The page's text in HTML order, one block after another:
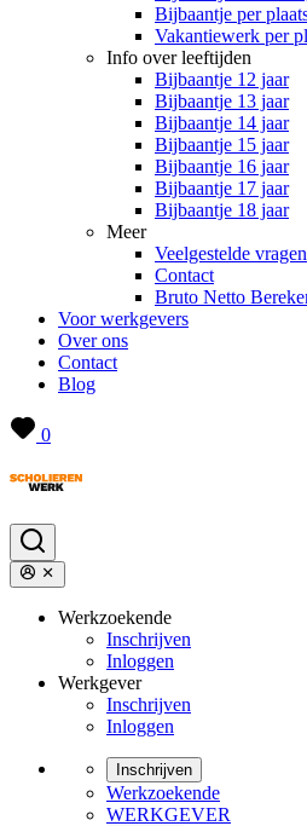
Bijbaantje per
Vakantiewerk per
Info over leeftijden
Bijbaantje 12 jaar
Bijbaantje 13 jaar
Bijbaantje 14 jaar
Bijbaantje 15 jaar
Bijbaantje 16 jaar
Bijbaantje 17 jaar
Bijbaantje 18 jaar
Meer
Veelgestelde vragen
Contact
Bruto Netto
Voor werkgevers
Over ons
Contact
Blog
0
Werkzoekende
Inschrijven
Inloggen
Werkgever
Inschrijven
Inloggen
Inschrijven
Werkzoekende
WERKGEVER